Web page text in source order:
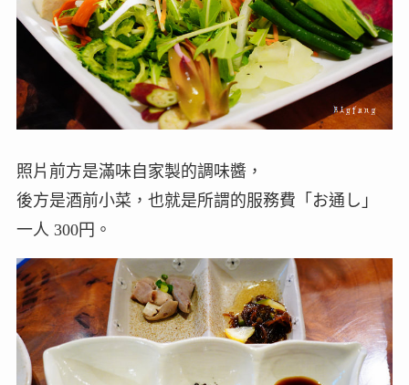
照片前方是滿味自家製的調味醬，
後方是酒前小菜，也就是所謂的服務費「お通し」
一人 300円。